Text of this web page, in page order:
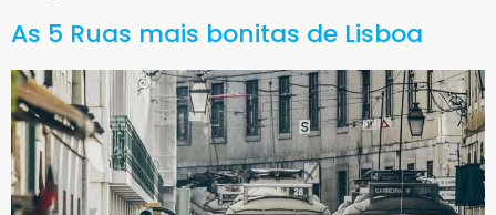
As 5 Ruas mais bonitas de Lisboa